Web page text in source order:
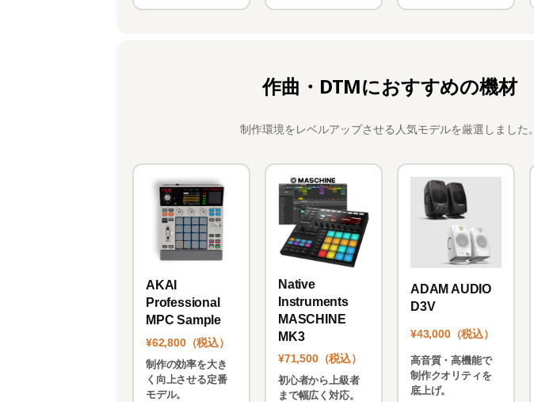
作曲・DTMにおすすめの機材
制作環境をレベルアップさせる人気モデルを厳選しました。
AKAI
Professional
MPC Sample
¥62,800（税込）
制作の効率を大き
く向上させる定番
モデル。
Native
Instruments
MASCHINE
MK3
¥71,500（税込）
初心者から上級者
まで幅広く対応。
ADAM AUDIO
D3V
¥43,000（税込）
高音質・高機能で
制作クオリティを
底上げ。